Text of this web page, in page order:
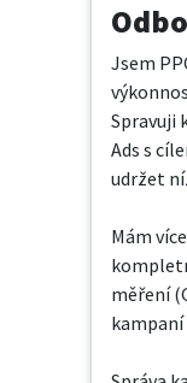
Jsem
Spravuji
Ads s
udržet
Mám
měření